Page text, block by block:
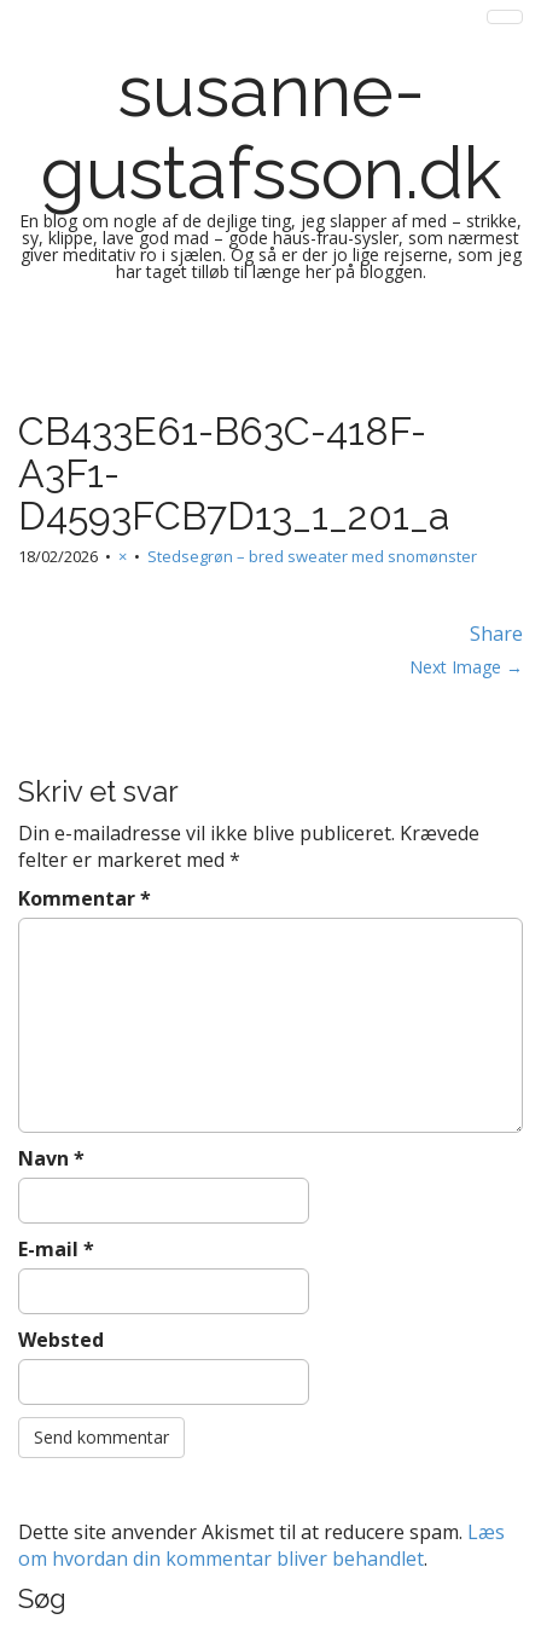
susanne-
gustafsson.dk
En blog om nogle af de dejlige ting, jeg slapper af med – strikke,
sy, klippe, lave god mad – gode haus-frau-sysler, som nærmest
giver meditativ ro i sjælen. Og så er der jo lige rejserne, som jeg
har taget tilløb til længe her på bloggen.
n
m
e
n
u
t
o
c
o
n
t
CB433E61-B63C-418F-
A3F1-
D4593FCB7D13_1_201_a
18/02/2026 • × • Stedsegrøn – bred sweater med snomønster
Share
n
a
v
i
g
Next Image →
Skriv et svar
Din e-mailadresse vil ikke blive publiceret. Krævede
felter er markeret med *
Kommentar*
Navn *
E-mail *
Websted
Dette site anvender Akismet til at reducere spam. Læs
om hvordan din kommentar bliver behandlet.
Søg